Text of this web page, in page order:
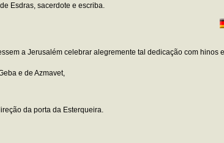
Esdras, sacerdote e escriba.
a Jerusalém celebrar alegremente tal dedicação com hinos
e de Azmavet,
da porta da Esterqueira.